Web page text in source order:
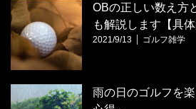
OBの正しい数え方
も解説します【具体
2021/9/13 ゴルフ雑学
雨の日のゴルフを